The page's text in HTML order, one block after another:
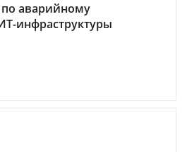
аварийному
инфраструктуры